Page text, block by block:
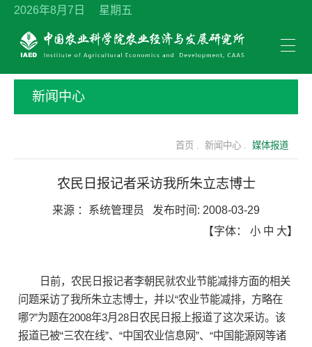
2026年8月7日 星期五
新闻中心
首页 . 新闻中心 . 媒体报道
农民日报记者采访我所朱立志博士
来源 ： 系统管理员 发布时间: 2008-03-29
【字体： 小 中 大】
日前，农民日报记者李朝民就农业节能减排方面的相关
问题采访了我所朱立志博士，并以“农业节能减排，方略在
哪?”为题在2008年3月28日农民日报上报道了这次采访。该
报道已被“三农在线”、“中国农业信息网”、“中国能源网等诸